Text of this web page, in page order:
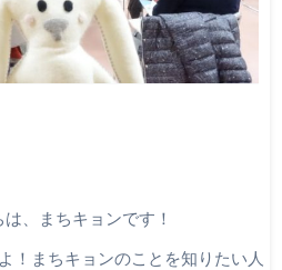
は、まちキョンです！
！まちキョンのことを知りたい人